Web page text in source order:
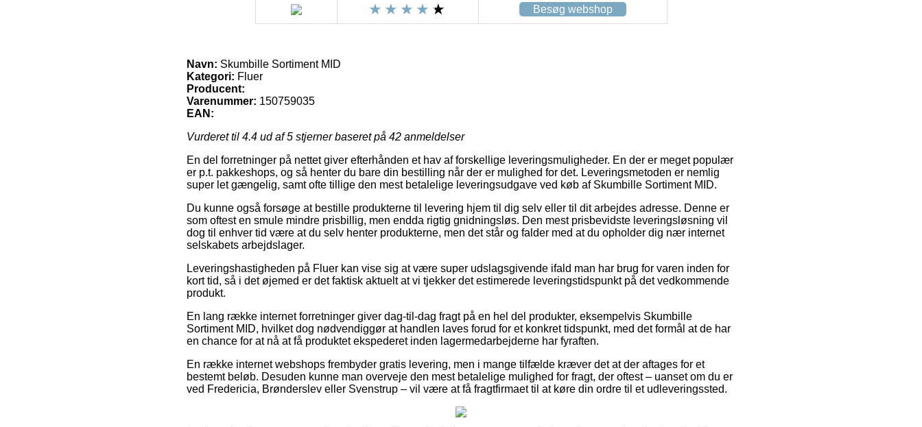
Besøg webshop
Navn: Skumbille Sortiment MID
Kategori: Fluer
Producent:
Varenummer: 150759035
EAN:
Vurderet til 4.4 ud af 5 stjerner baseret på 42 anmeldelser
En del forretninger på nettet giver efterhånden et hav af forskellige leveringsmuligheder. En der er meget populær
er p.t. pakkeshops, og så henter du bare din bestilling når der er mulighed for det. Leveringsmetoden er nemlig
super let gængelig, samt ofte tillige den mest betalelige leveringsudgave ved køb af Skumbille Sortiment MID.
Du kunne også forsøge at bestille produkterne til levering hjem til dig selv eller til dit arbejdes adresse. Denne er
som oftest en smule mindre prisbillig, men endda rigtig gnidningsløs. Den mest prisbevidste leveringsløsning vil
dog til enhver tid være at du selv henter produkterne, men det står og falder med at du opholder dig nær internet
selskabets arbejdslager.
Leveringshastigheden på Fluer kan vise sig at være super udslagsgivende ifald man har brug for varen inden for
kort tid, så i det øjemed er det faktisk aktuelt at vi tjekker det estimerede leveringstidspunkt på det vedkommende
produkt.
En lang række internet forretninger giver dag-til-dag fragt på en hel del produkter, eksempelvis Skumbille
Sortiment MID, hvilket dog nødvendiggør at handlen laves forud for et konkret tidspunkt, med det formål at de har
en chance for at nå at få produktet ekspederet inden lagermedarbejderne har fyraften.
En række internet webshops frembyder gratis levering, men i mange tilfælde kræver det at der aftages for et
bestemt beløb. Desuden kunne man overveje den mest betalelige mulighed for fragt, der oftest – uanset om du er
ved Fredericia, Brønderslev eller Svenstrup – vil være at få fragtfirmaet til at køre din ordre til et udleveringssted.